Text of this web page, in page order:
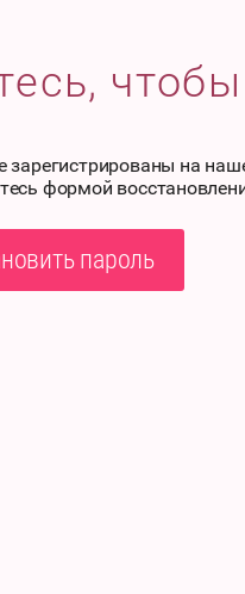
зарегистрированы на
формой
пароль